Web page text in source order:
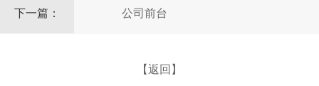
下一篇： 公司前台
【返回】